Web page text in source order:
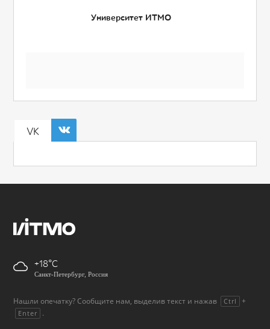
Университет ИТМО
VK
+18
Санкт-Петербург, Россия
Нашли опечатку? Сообщите нам, выделив текст и нажав Ctrl +
Enter .